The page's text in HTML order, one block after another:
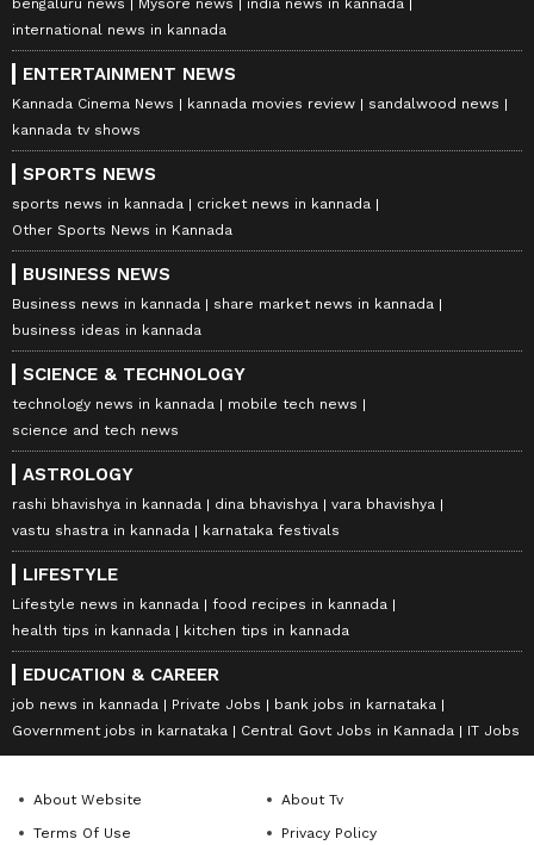
international news in kannada
ENTERTAINMENT NEWS
Kannada Cinema News kannada movies review
sandalwood news
kannada tv shows
SPORTS NEWS
sports news in kannada
cricket news in kannada
Other Sports News in Kannada
BUSINESS NEWS
Business news in kannada
share market news in kannada
business ideas in kannada
SCIENCE & TECHNOLOGY
technology news in kannada
mobile tech news
science and tech news
ASTROLOGY
rashi bhavishya in kannada dina bhavishya
vara bhavishya
vastu shastra in kannada
karnataka festivals
LIFESTYLE
Lifestyle news in kannada
food recipes in kannada
health tips in kannada
kitchen tips in kannada
EDUCATION & CAREER
job news in kannada Private Jobs
bank jobs in karnataka
Government jobs in karnataka
Central Govt Jobs in Kannada IT Jobs
About Website
About Tv
Terms Of Use
Privacy Policy